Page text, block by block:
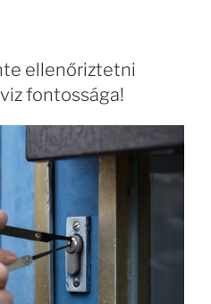
ellenőriztetni
fontossága!